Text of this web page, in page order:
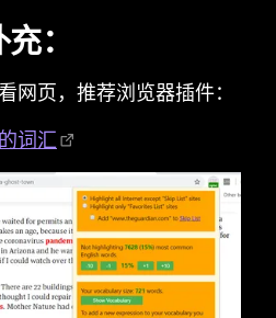
：
网页，推荐浏览器插件：
词汇